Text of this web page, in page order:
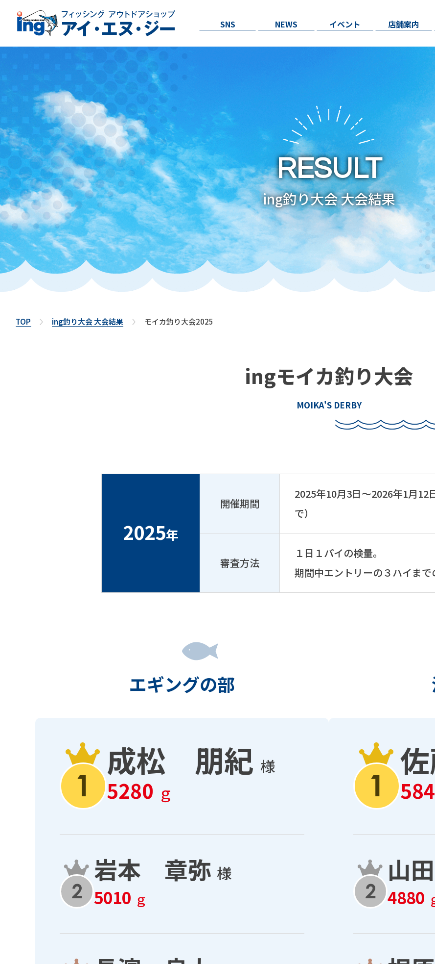
SNS NEWS イベント 店舗案内
ing釣り大会 大会結果
RESULT
TOP ing釣り大会 大会結果 モイカ釣り大会2025
ingモイカ釣り大会
MOIKA'S DERBY
2025年
開催期間
2025年10月3日～2026年1月12
で）
審査方法
１日１パイの検量。
期間中エントリーの３ハイまで
エギングの部
成松 朋紀 様
5280 ｇ
岩本 章弥 様
5010 ｇ
山
4880